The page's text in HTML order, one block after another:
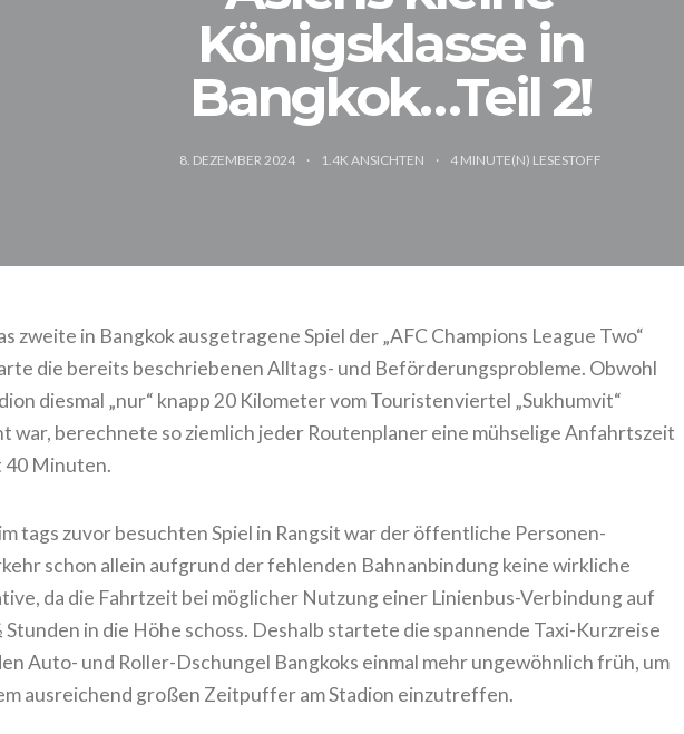
Königsklasse in
Bangkok…Teil 2!
8. DEZEMBER 2024 1.4K ANSICHTEN 4 MINUTE(N) LESESTOFF
zweite in Bangkok ausgetragene Spiel der „AFC Champions League Two“
die bereits beschriebenen Alltags- und Beförderungsprobleme. Obwohl
diesmal „nur“ knapp 20 Kilometer vom Touristenviertel „Sukhumvit“
war, berechnete so ziemlich jeder Routenplaner eine mühselige Anfahrtszeit
40 Minuten.
tags zuvor besuchten Spiel in Rangsit war der öffentliche Personen-
schon allein aufgrund der fehlenden Bahnanbindung keine wirkliche
da die Fahrtzeit bei möglicher Nutzung einer Linienbus-Verbindung auf
in die Höhe schoss. Deshalb startete die spannende Taxi-Kurzreise
Auto- und Roller-Dschungel Bangkoks einmal mehr ungewöhnlich früh, um
ausreichend großen Zeitpuffer am Stadion einzutreffen.